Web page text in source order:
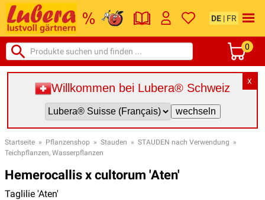
DE | FR
0
X
Willkommen bei Lubera® Schweiz
Startseite » Pflanzenshop » Stauden » STAUDEN nach Verwendung »
Teichpflanzen, Wasserpflanzen
Hemerocallis x cultorum 'Aten'
Taglilie 'Aten'